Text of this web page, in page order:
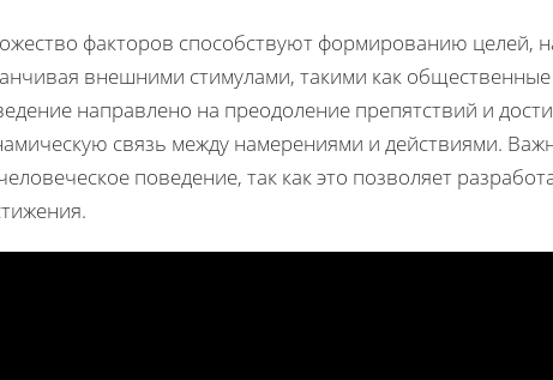
факторов способствуют формированию целей,
внешними стимулами, такими как
направлено на преодоление препятствий и
связь между намерениями и действиями.
поведение, так как это позволяет